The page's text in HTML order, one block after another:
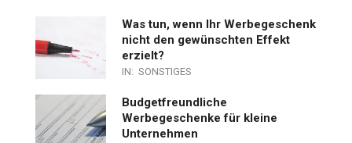
Was tun, wenn Ihr Werbegeschenk
nicht den gewünschten Effekt
erzielt?
IN: SONSTIGES
Budgetfreundliche
Werbegeschenke für kleine
Unternehmen